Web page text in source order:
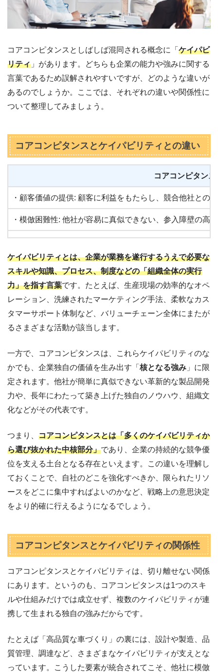
コアコンピタンスとしばしば混同される概念に「 ケイパビ
リティ 」があります。どちらも企業の能力や強みに関する
言葉であるため誤解されやすいですが、どのような違いが
あるのでしょうか。ここでは、それぞれの違いや関係性に
ついて整理してみましょう。
コアコンピタンスとケイパビリティとの違い
コアコンピタンス
・顧客価値の提供: 顧客に利益をもたらし、競合他社との
・模倣困難性: 他社が容易に真似できない、参入障壁の高
ケイパビリティとは、企業が業務を遂行するうえで必要な
スキルや知識、プロセス、制度などの「組織全体の実行
力」を指す言葉です。たとえば、生産現場の効率的なオペ
レーション、洗練されたマーケティング手法、柔軟なカス
タマーサポート体制など、バリューチェーン全体にまたが
るさまざまな活動が該当します。
一方で、コアコンピタンスは、これらケイパビリティのな
かでも、企業独自の価値を生み出す「 核となる強み 」に限
定されます。他社が簡単に真似できない革新的な製品開発
力や、長年にわたって築き上げた独自のノウハウ、組織文
化などがその代表です。
つまり、 コアコンピタンスとは「多くのケイパビリティか
ら選び抜かれた中核部分」であり、企業の持続的な競争優
位を支える土台となる存在といえます。この違いを理解し
ておくことで、自社のどこを強化すべきか、限られたリソ
ースをどこに集中すればよいのかなど、戦略上の意思決定
をより的確に行えるようになるでしょう。
コアコンピタンスとケイパビリティの関係性
コアコンピタンスとケイパビリティは、切り離せない関係
にあります。というのも、コアコンピタンスは1つのスキ
ルや仕組みだけでは成立せず、複数のケイパビリティが連
携して生まれる独自の強みだからです。
たとえば「高品質な車づくり」の裏には、設計や製造、品
質管理、調達など、さまざまなケイパビリティが支えとな
っています。こうした要素が統合されてこそ、他社に模倣